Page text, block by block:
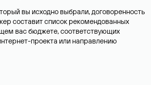
вы исходно выбрали, договоренность
составит список рекомендованных
вас бюджете, соответствующих
проекта или направлению